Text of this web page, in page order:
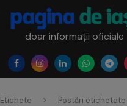
doar informații oficiale
Etichete Postări